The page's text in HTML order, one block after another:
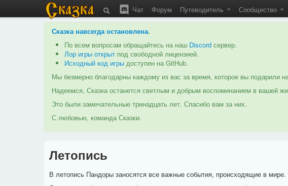
Чат Форум Путеводитель Сообщество
Сказка навсегда остановлена.
По всем вопросам обращайтесь на наш Discord сервер.
Лор игры открыт под свободной лицензией.
Исходный код игры доступен на GitHub.
Мы безмерно благодарны каждому из вас за время, которое вы подарили
Надеемся, Сказка останется светлым и добрым воспоминанием в вашей
Это были замечательные тринадцать лет. Спасибо вам за них.
С любовью, команда Сказки.
Летопись
В летопись Пандоры заносятся все важные события, происходящие в мире.